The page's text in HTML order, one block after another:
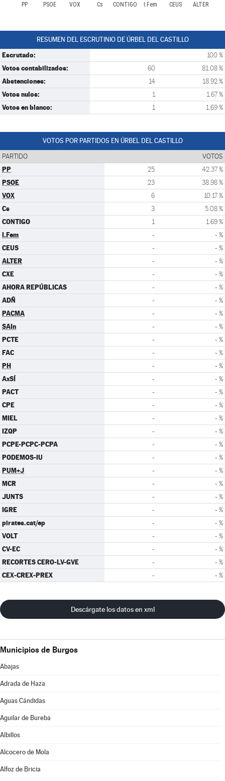
PP PSOE VOX Cs CONTIGO I.Fem CEUS ALTER
RESUMEN DEL ESCRUTINIO DE ÚRBEL DEL CASTILLO
Escrutado: 100 %
Votos contabilizados: 60 81.08 %
Abstenciones: 14 18.92 %
Votos nulos: 1 1.67 %
Votos en blanco: 1 1.69 %
VOTOS POR PARTIDOS EN ÚRBEL DEL CASTILLO
PARTIDO VOTOS
PP 25 42.37 %
PSOE 23 38.98 %
VOX 6 10.17 %
Cs 3 5.08 %
CONTIGO 1 1.69 %
I.Fem - - %
CEUS - - %
ALTER - - %
CXE - - %
AHORA REPÚBLICAS - - %
ADÑ - - %
PACMA - - %
SAIn - - %
PCTE - - %
FAC - - %
PH - - %
AxSÍ - - %
PACT - - %
CPE - - %
MIEL - - %
IZQP - - %
PCPE-PCPC-PCPA - - %
PODEMOS-IU - - %
PUM+J - - %
MCR - - %
JUNTS - - %
IGRE - - %
pirates.cat/ep - - %
VOLT - - %
CV-EC - - %
RECORTES CERO-LV-GVE - - %
CEX-CREX-PREX - - %
Descárgate los datos en xml
Municipios de Burgos
Abajas
Adrada de Haza
Aguas Cándidas
Aguilar de Bureba
Albillos
Alcocero de Mola
Alfoz de Bricia